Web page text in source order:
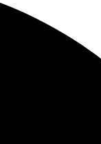
как